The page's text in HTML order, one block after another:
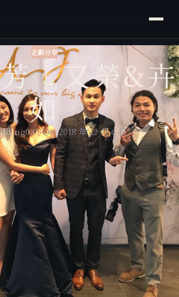
企劃分享
｜又榮&卉
如
On 2018 年 12 月 6 日
程，走過8年多的日子，一路從崎嶇走到了美
多遙遠，會記得牽著手告訴彼此努力會有結
的同時，會記得背後有對方溫暖的守候，時而
每一個白天黑夜都豐富了他們的旅程，儘管季節
起朝未來邁進的決心。
時光，閉上眼彷彿大學時期相識相戀的點點滴滴
性非常不同卻能給彼此互補的力量，當又榮想
他的身後給他溫暖的支持，當卉如需要鼓勵
給她安定的方向。幸福需要經營，走過的每個回
今天對兩個人來說不只是一句我願意的承諾，更
定。